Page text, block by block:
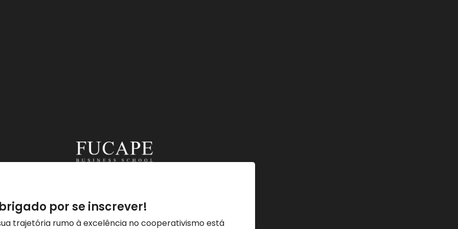
por se inscrever!
trajetória rumo à excelência no cooperativismo está